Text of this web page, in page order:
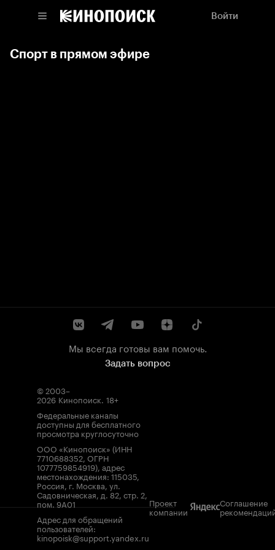
Войти
Спорт в прямом эфире
Мы всегда готовы вам помочь.
Задать вопрос
© 2003–
2026 Кинопоиск. 18+
Федеральные каналы
доступны для бесплатного
просмотра круглосуточно
ООО «Кинопоиск» (ИНН
7710688352, ОГРН
1077759854919), адрес
местонахождения: 115035,
Россия, г. Москва, ул.
Садовническая, д. 82, стр. 2,
пом. 9А01
Адрес для обращений
пользователей:
kinopoisk@support.yandex.ru
Проект
компании
Соглашение